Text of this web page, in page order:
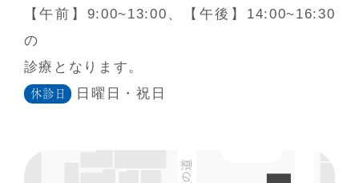
【午前】9:00~13:00、【午後】14:00~16:30
の
診療となります。
休診日 日曜日・祝日